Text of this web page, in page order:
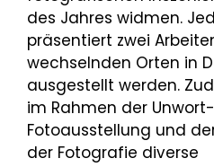
des Jahres widmen.
präsentiert zwei
wechselnden Orten in
ausgestellt werden.
im Rahmen der
Fotoausstellung und
der Fotografie diverse